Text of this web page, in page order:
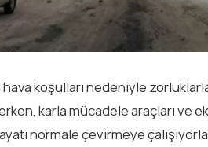
hava koşulları nedeniyle
karla mücadele araçları ve
normale çevirmeye